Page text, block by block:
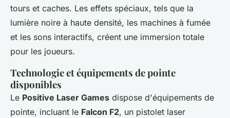
tours et caches. Les effets spéciaux, tels que la
lumière noire à haute densité, les machines à fumée
et les sons interactifs, créent une immersion totale
pour les joueurs.
Technologie et équipements de pointe
disponibles
Le Positive Laser Games dispose d'équipements de
pointe, incluant le Falcon F2, un pistolet laser